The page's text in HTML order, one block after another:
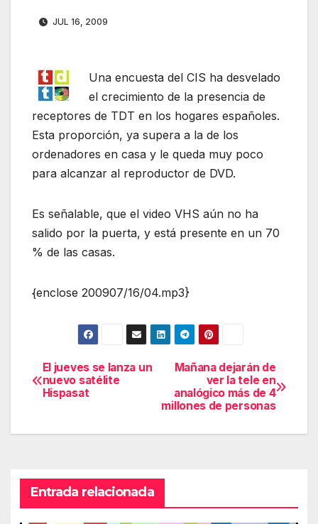
JUL 16, 2009
Una encuesta del CIS ha desvelado
el crecimiento de la presencia de
receptores de TDT en los hogares españoles.
Esta proporción, ya supera a la de los
ordenadores en casa y le queda muy poco
para alcanzar al reproductor de DVD.
Es señalable, que el video VHS aún no ha
salido por la puerta, y está presente en un 70
% de las casas.
{enclose 200907/16/04.mp3}
Navegación
de
entradas
Mañana dejarán de
ver la tele en
analógico más de 4
millones de personas
El jueves se lanza un
nuevo satélite
Hispasat
Entrada relacionada